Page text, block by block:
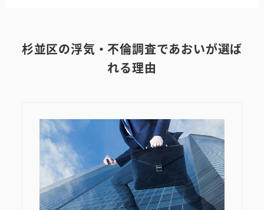
杉並区の浮気・不倫調査であおいが選ば
れる理由